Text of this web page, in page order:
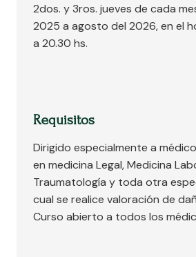
2dos. y 3ros. jueves de cada
2025 a agosto del 2026, en el
a 20.30 hs.
Requisitos
Dirigido especialmente a
en medicina Legal, Medicina
Traumatología y toda otra
cual se realice valoración de
Curso abierto a todos los